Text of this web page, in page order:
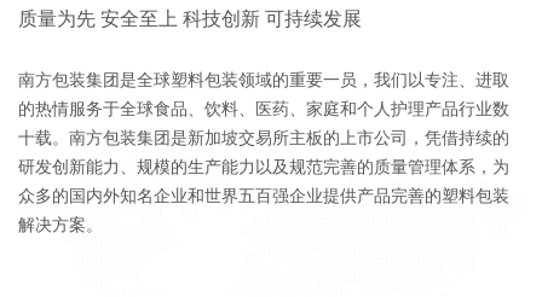
质量为先 安全至上 科技创新 可持续发展
南方包装集团是全球塑料包装领域的重要一员，我们以专注、进取
的热情服务于全球食品、饮料、医药、家庭和个人护理产品行业数
十载。南方包装集团是新加坡交易所主板的上市公司，凭借持续的
研发创新能力、规模的生产能力以及规范完善的质量管理体系，为
众多的国内外知名企业和世界五百强企业提供产品完善的塑料包装
解决方案。